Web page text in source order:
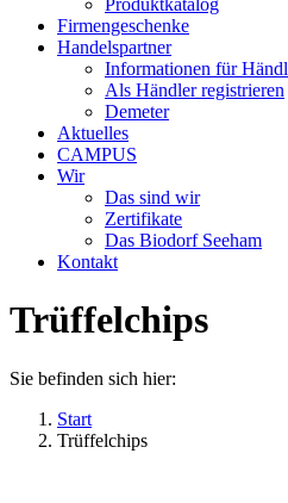
Produktkatalog
Firmengeschenke
Handelspartner
Informationen für
Als Händler registrieren
Demeter
Aktuelles
CAMPUS
Wir
Das sind wir
Zertifikate
Das Biodorf Seeham
Kontakt
Trüffelchips
Sie befinden sich hier:
Start
Trüffelchips